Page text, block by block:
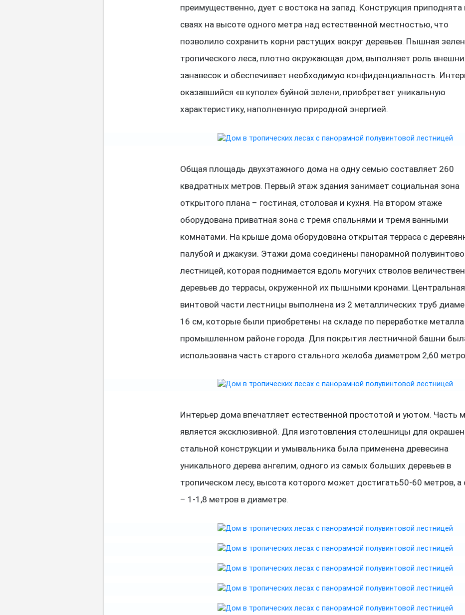
преимущественно, дует с востока на запад. Конструкция приподнята
сваях на высоте одного метра над естественной местностью, что
позволило сохранить корни растущих вокруг деревьев. Пышная
тропического леса, плотно окружающая дом, выполняет роль
занавесок и обеспечивает необходимую конфиденциальность.
оказавшийся «в куполе» буйной зелени, приобретает уникальную
характеристику, наполненную природной энергией.
Общая площадь двухэтажного дома на одну семью составляет 260
квадратных метров. Первый этаж здания занимает социальная зона
открытого плана – гостиная, столовая и кухня. На втором этаже
оборудована приватная зона с тремя спальнями и тремя ванными
комнатами. На крыше дома оборудована открытая терраса с
палубой и джакузи. Этажи дома соединены панорамной
лестницей, которая поднимается вдоль могучих стволов
деревьев до террасы, окруженной их пышными кронами.
винтовой части лестницы выполнена из 2 металлических труб
16 см, которые были приобретены на складе по переработке металла
промышленном районе города. Для покрытия лестничной башни
использована часть старого стального желоба диаметром 2,60
Интерьер дома впечатляет естественной простотой и уютом. Часть
является эксклюзивной. Для изготовления столешницы для
стальной конструкции и умывальника была применена древесина
уникального дерева ангелим, одного из самых больших деревьев в
тропическом лесу, высота которого может достигать50-60 метров, а
– 1-1,8 метров в диаметре.